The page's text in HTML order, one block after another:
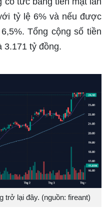
tỷ lệ 6% và nếu được
Tổng cộng số tiền
3.171 tỷ đồng.
trở lại đây. (nguồn: fireant)